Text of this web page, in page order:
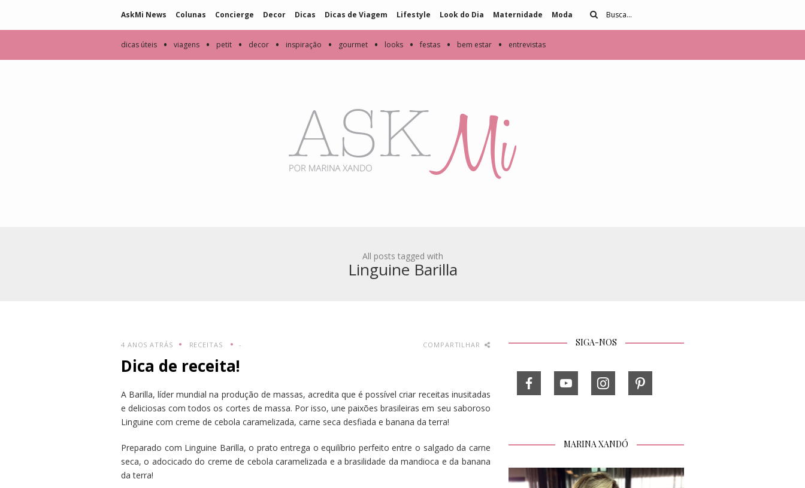
AskMi News Colunas Concierge Decor Dicas Dicas de Viagem Lifestyle Look do Dia Maternidade Moda
dicas úteis • viagens • petit • decor • inspiração • gourmet • looks • festas • bem estar • entrevistas
All posts tagged with
Linguine Barilla
4 ANOS ATRÁS RECEITAS - COMPARTILHAR
Dica de receita!
A Barilla, líder mundial na produção de massas, acredita que é possível criar receitas inusitadas
e deliciosas com todos os cortes de massa. Por isso, une paixões brasileiras em seu saboroso
Linguine com creme de cebola caramelizada, carne seca desfiada e banana da terra!
Preparado com Linguine Barilla, o prato entrega o equilíbrio perfeito entre o salgado da carne
seca, o adocicado do creme de cebola caramelizada e a brasilidade da mandioca e da banana
da terra!
SIGA-NOS
MARINA XANDÓ